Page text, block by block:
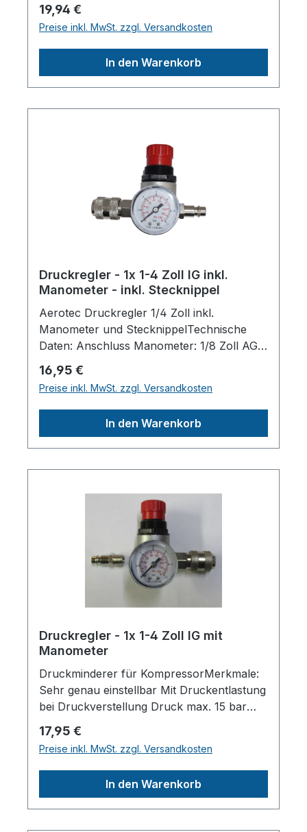
AbgabedrucksGenauer
DruckeinstellungZwei Schnellkupplungen
aus StahlTechnische
Daten:Anschlussgewinde1/4 IG"Max.
ca.41mmHerstellerpro)SALES GmbH,
AEROTEC KompressorenFerdinand-
Porsche-Str. 16, 63500 Seligenstadt,
Deutschlandinfo@aerotec.info
Regulärer Preis:
19,94 €
Preise inkl. MwSt. zzgl. Versandkosten
In den Warenkorb
Druckregler - 1x 1-4 Zoll IG inkl.
Manometer - inkl. Stecknippel
Aerotec Druckregler 1/4 Zoll inkl.
Manometer und StecknippelTechnische
Daten: Anschluss Manometer: 1/8 Zoll AG
Druck (bar): 12 Regelbereich (bar): 0-12
Durchfluss bei 6 bar (NL/min): 700
Gewicht: 0,3 kg Durchmesser Manometer
(mm): 40 Maße (LxBxH in mm):
Durchflussbei 6 barRegelbereich0 –
12barMax. Betriebsdruck12barAnschluss
Manometer1 8"Länge (Produkt)
ca.115mmBreite/Tiefe (Produkt)
ca.80mmHöhe (Produkt) ca.85mmGewicht
(Netto) ca.0,3kgHerstellerpro)SALES
KompressorenFerdinand-Porsche-Str. 16,
Deutschlandinfo@aerotec.info
Regulärer Preis:
16,95 €
Preise inkl. MwSt. zzgl. Versandkosten
In den Warenkorb
Druckregler - 1x 1-4 Zoll IG mit
Manometer
Druckminderer für KompressorMerkmale:
Sehr genau einstellbar Mit Druckentlastung
bei Druckverstellung Druck max. 15 bar
SchnellkupplungHerstellerpro)SALES
GmbH, AEROTEC
KompressorenFerdinand-Porsche-Str. 16,
63500 Seligenstadt,
Regulärer Preis:
17,95 €
Preise inkl. MwSt. zzgl. Versandkosten
In den Warenkorb